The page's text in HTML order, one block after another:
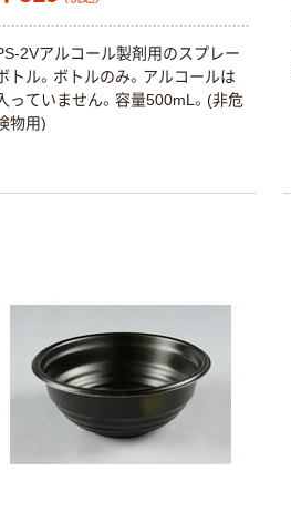
2Vアルコール製剤用のスプレー
トル。ボトルのみ。アルコールは
っていません。容量500mL。(非危
物用)
レン
クリ
（税込）
レイ
箱入
（税込）